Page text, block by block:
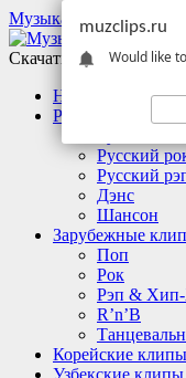
Музыкальные клипы
Скачать клипы
Новинки
Русские клипы
Русский
Русский
Дэнс
Шансон
Зарубежные
Поп
Рок
Рэп &
R’n’B
Корейские клипы
Узбекские клипы
muzclips.ru
Would like